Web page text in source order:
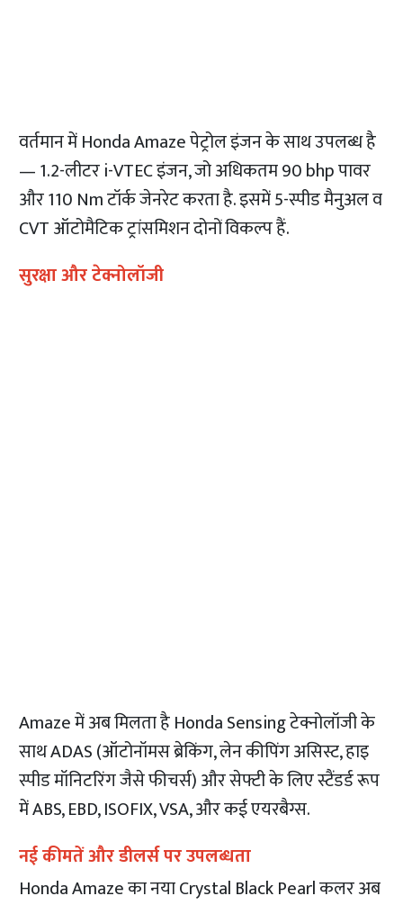
वर्तमान में Honda Amaze पेट्रोल इंजन के साथ उपलब्ध है
— 1.2-लीटर i-VTEC इंजन, जो अधिकतम 90 bhp पावर
और 110 Nm टॉर्क जेनरेट करता है. इसमें 5-स्पीड मैनुअल व
CVT ऑटोमैटिक ट्रांसमिशन दोनों विकल्प हैं.
सुरक्षा और टेक्नोलॉजी
Amaze में अब मिलता है Honda Sensing टेक्नोलॉजी के
साथ ADAS (ऑटोनॉमस ब्रेकिंग, लेन कीपिंग असिस्ट, हाइ
स्पीड मॉनिटरिंग जैसे फीचर्स) और सेफ्टी के लिए स्टैंडर्ड रूप
में ABS, EBD, ISOFIX, VSA, और कई एयरबैग्स.
नई कीमतें और डीलर्स पर उपलब्धता
Honda Amaze का नया Crystal Black Pearl कलर अब